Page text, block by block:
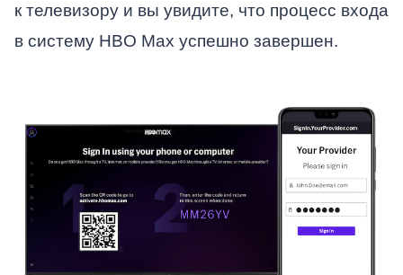
к телевизору и вы увидите, что процесс входа
в систему HBO Max успешно завершен.